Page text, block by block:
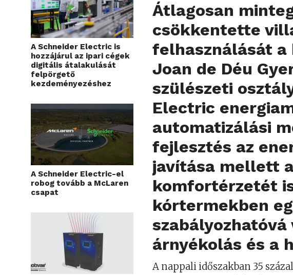
A Schneider Electric is
hozzájárul az ipari cégek
digitális átalakulását
felpörgető
kezdeményezéshez
A Schneider Electric-el
robog tovább a McLaren
csapat
Átlagosan
csökkentette
felhasználását a
Joan de Déu
szülészeti
Electric
automatizálási
fejlesztés az
javítása mellett
komfortérzetét
kórtermekben
árnyékolás és a
A nappali időszakban 35